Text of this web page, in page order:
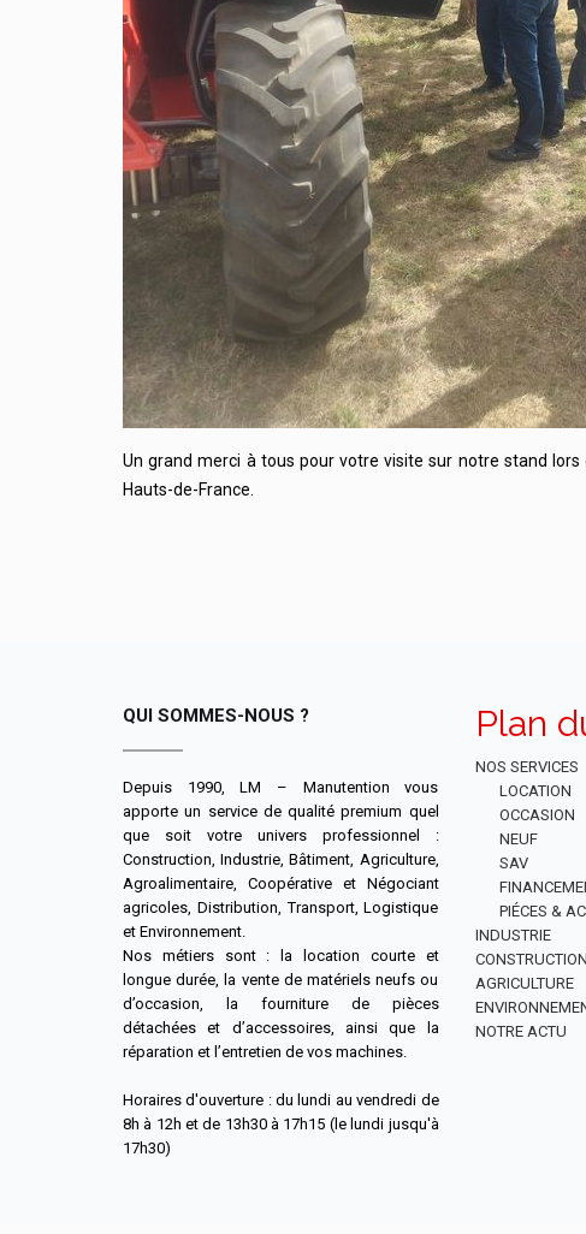
Un grand merci à tous pour votre visite sur notre stand lors
Hauts-de-France.
QUI SOMMES-NOUS ?
Depuis 1990, LM – Manutention vous
apporte un service de qualité premium quel
que soit votre univers professionnel :
Construction, Industrie, Bâtiment, Agriculture,
Agroalimentaire, Coopérative et Négociant
agricoles, Distribution, Transport, Logistique
et Environnement.
Nos métiers sont : la location courte et
longue durée, la vente de matériels neufs ou
d’occasion, la fourniture de pièces
détachées et d’accessoires, ainsi que la
réparation et l’entretien de vos machines.
Horaires d'ouverture : du lundi au vendredi de
8h à 12h et de 13h30 à 17h15 (le lundi jusqu'à
17h30)
Plan
NOS SERVICES
LOCATION
OCCASION
NEUF
SAV
PIÉCES &
INDUSTRIE
CONSTRUCTION
AGRICULTURE
NOTRE ACTU